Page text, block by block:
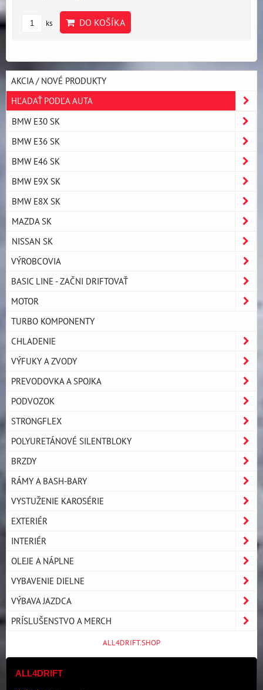
ks DO KOŠÍKA
AKCIA / NOVÉ PRODUKTY
HĽADAŤ PODĽA AUTA
BMW E30 SK
BMW E36 SK
BMW E46 SK
BMW E9X SK
BMW E8X SK
MAZDA SK
NISSAN SK
VÝROBCOVIA
BASIC LINE - ZAČNI DRIFTOVAŤ
MOTOR
TURBO KOMPONENTY
CHLADENIE
VÝFUKY A ZVODY
PREVODOVKA A SPOJKA
PODVOZOK
STRONGFLEX
POLYURETÁNOVÉ SILENTBLOKY
BRZDY
RÁMY A BASH-BARY
VYSTUŽENIE KAROSÉRIE
EXTERIÉR
INTERIÉR
OLEJE A NÁPLNE
VYBAVENIE DIELNE
VÝBAVA JAZDCA
PRÍSLUŠENSTVO A MERCH
ALL4DRIFT.SHOP
ALL4DRIFT